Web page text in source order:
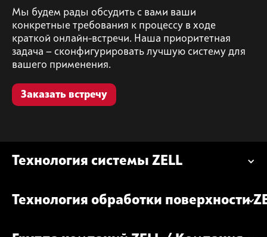
Мы будем рады обсудить с вами ваши
конкретные требования к процессу в ходе
краткой онлайн-встречи. Наша приоритетная
задача — сконфигурировать лучшую систему для
вашего применения.
Заказать встречу
Технология системы ZELL
Технология обработки поверхности